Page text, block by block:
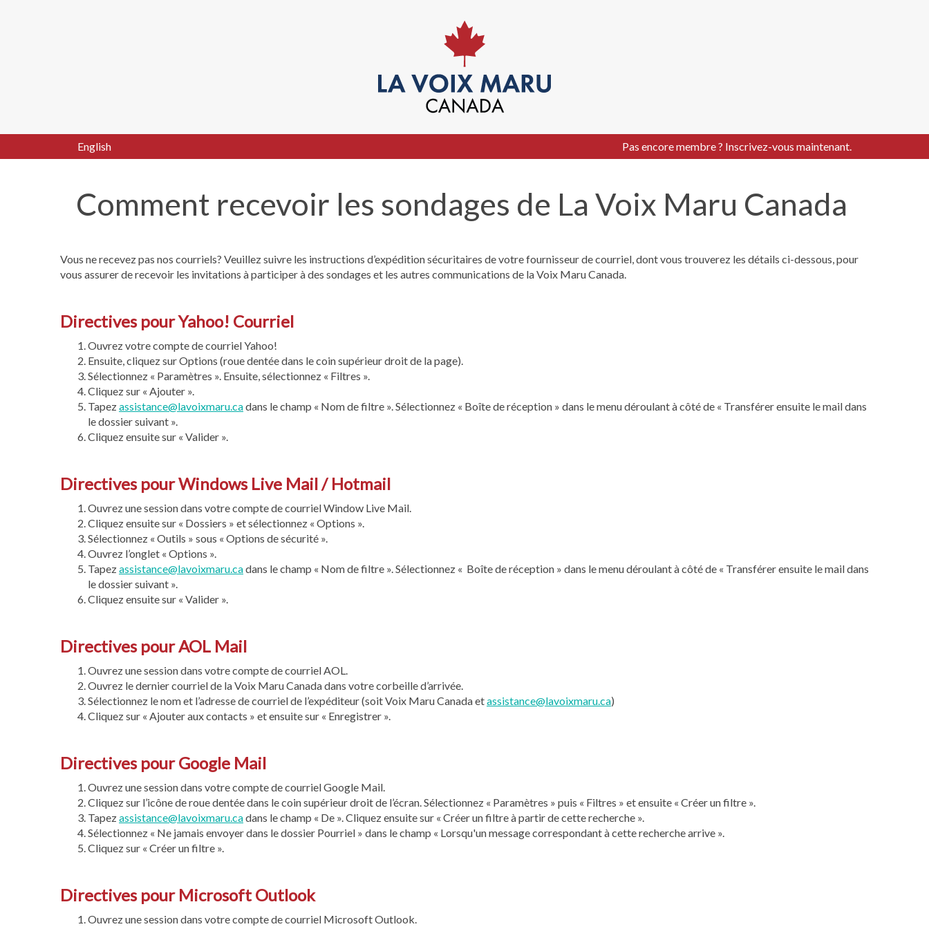
English Pas encore membre ? Inscrivez-vous maintenant.
Comment recevoir les sondages de La Voix Maru Canada
Vous ne recevez pas nos courriels? Veuillez suivre les instructions d’expédition sécuritaires de votre fournisseur de courriel, dont vous trouverez les détails ci-dessous, pour
vous assurer de recevoir les invitations à participer à des sondages et les autres communications de la Voix Maru Canada.
Directives pour Yahoo! Courriel
Ouvrez votre compte de courriel Yahoo!
Ensuite, cliquez sur Options (roue dentée dans le coin supérieur droit de la page).
Sélectionnez « Paramètres ». Ensuite, sélectionnez « Filtres ».
Cliquez sur « Ajouter ».
Tapezassistance@lavoixmaru.cadans le champ « Nom de filtre ». Sélectionnez « Boîte de réception » dans le menu déroulant à côté de « Transférer ensuite le mail dans
le dossier suivant ».
Cliquez ensuite sur « Valider ».
Directives pour Windows Live Mail / Hotmail
Ouvrez une session dans votre compte de courriel Window Live Mail.
Cliquez ensuite sur « Dossiers » et sélectionnez « Options ».
Sélectionnez « Outils » sous « Options de sécurité ».
Ouvrez l’onglet « Options ».
Tapezassistance@lavoixmaru.cadans le champ « Nom de filtre ». Sélectionnez « Boîte de réception » dans le menu déroulant à côté de « Transférer ensuite le mail dans
le dossier suivant ».
Cliquez ensuite sur « Valider ».
Directives pour AOL Mail
Ouvrez une session dans votre compte de courriel AOL.
Ouvrez le dernier courriel de la Voix Maru Canada dans votre corbeille d’arrivée.
Sélectionnez le nom et l’adresse de courriel de l’expéditeur (soit Voix Maru Canada etassistance@lavoixmaru.ca)
Cliquez sur « Ajouter aux contacts » et ensuite sur « Enregistrer ».
Directives pour Google Mail
Ouvrez une session dans votre compte de courriel Google Mail.
Cliquez sur l’icône de roue dentée dans le coin supérieur droit de l’écran. Sélectionnez « Paramètres » puis « Filtres » et ensuite « Créer un filtre ».
Tapezassistance@lavoixmaru.cadans le champ « De ». Cliquez ensuite sur « Créer un filtre à partir de cette recherche ».
Sélectionnez « Ne jamais envoyer dans le dossier Pourriel » dans le champ « Lorsqu'un message correspondant à cette recherche arrive ».
Cliquez sur « Créer un filtre ».
Directives pour Microsoft Outlook
Ouvrez une session dans votre compte de courriel Microsoft Outlook.